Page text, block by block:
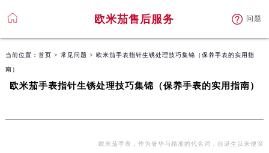
欧米茄售后服务 问题
当前位置： 首页 > 常见问题 > 欧米茄手表指针生锈处理技巧集锦（保养手表的实用指
南）
欧米茄手表指针生锈处理技巧集锦（保养手表的实用指南）
欧米茄手表，作为奢华与精准的代名词，自诞生以来便深